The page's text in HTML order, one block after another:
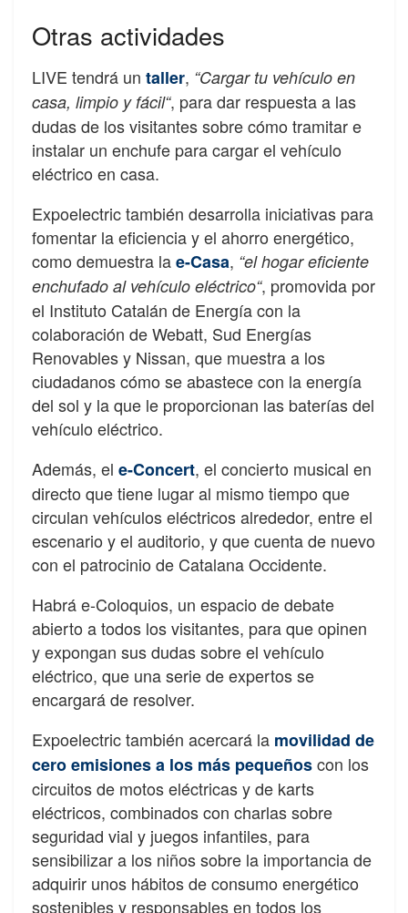
Otras actividades
LIVE tendrá un taller, “Cargar tu vehículo en
casa, limpio y fácil“, para dar respuesta a las
dudas de los visitantes sobre cómo tramitar e
instalar un enchufe para cargar el vehículo
eléctrico en casa.
Expoelectric también desarrolla iniciativas para
fomentar la eficiencia y el ahorro energético,
como demuestra lae-Casa, “el hogar eficiente
enchufado al vehículo eléctrico“, promovida por
el Instituto Catalán de Energía con la
colaboración de Webatt, Sud Energías
Renovables y Nissan, que muestra a los
ciudadanos cómo se abastece con la energía
del sol y la que le proporcionan las baterías del
vehículo eléctrico.
Además, el e-Concert, el concierto musical en
directo que tiene lugar al mismo tiempo que
circulan vehículos eléctricos alrededor, entre el
escenario y el auditorio, y que cuenta de nuevo
con el patrocinio de Catalana Occidente.
Habrá e-Coloquios, un espacio de debate
abierto a todos los visitantes, para que opinen
y expongan sus dudas sobre el vehículo
eléctrico, que una serie de expertos se
encargará de resolver.
Expoelectric también acercará la movilidad de
cero emisiones a los más pequeñoscon los
circuitos de motos eléctricas y de karts
eléctricos, combinados con charlas sobre
seguridad vial y juegos infantiles, para
sensibilizar a los niños sobre la importancia de
adquirir unos hábitos de consumo energético
sostenibles y responsables en todos los